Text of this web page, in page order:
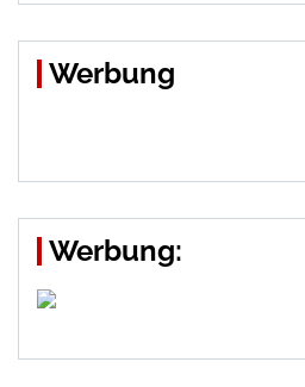
Werbung
Werbung: